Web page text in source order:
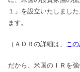
１」を設立いたしまし
ます。
（ＡＤＲの詳細は、 こ
だから、米国のＩＲを